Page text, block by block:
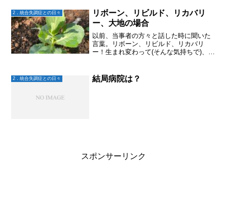
ているといいですよ」と教えて頂いた。
✨✨✨当事者の方との...
2．統合失調症との日々
リボーン、リビルド、リカバリ
ー、大地の場合
以前、当事者の方々と話した時に聞いた
言葉。リボーン、リビルド、リカバリ
ー！生まれ変わって(そんな気持ちで)、再
方向が変わっただけ。イメージしていた
幸せが、別の幸せになっ...
2．統合失調症との日々 結局病院は？
スポンサーリンク